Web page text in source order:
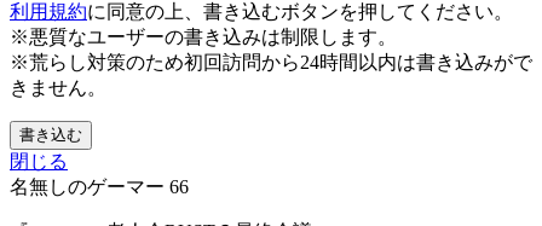
利用規約に同意の上、書き込むボタンを押してください。
※悪質なユーザーの書き込みは制限します。
※荒らし対策のため初回訪問から24時間以内は書き込みがで
きません。
書き込む
閉じる
名無しのゲーマー 66